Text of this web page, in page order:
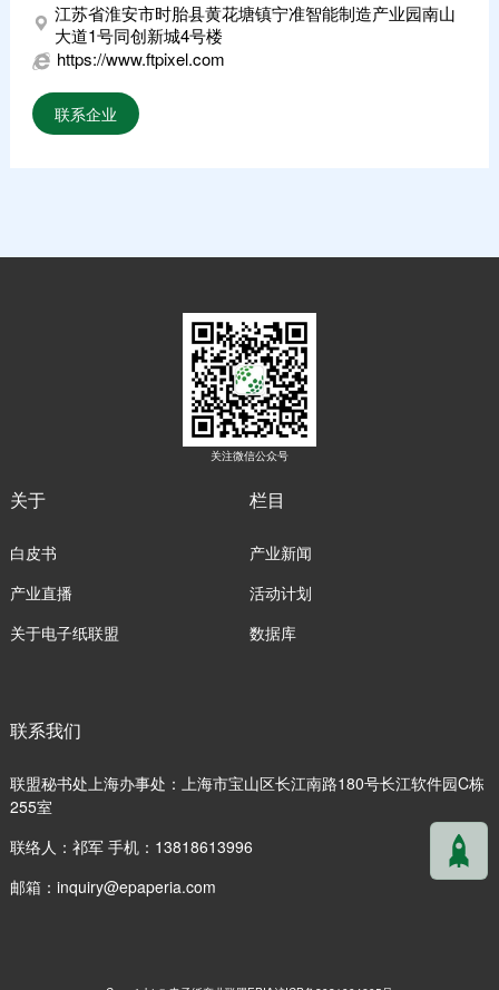
江苏省淮安市时胎县黄花塘镇宁准智能制造产业园南山
大道1号同创新城4号楼
https://www.ftpixel.com
联系企业
关注微信公众号
关于
白皮书
产业直播
关于电子纸联盟
栏目
产业新闻
活动计划
数据库
联系我们
联盟秘书处上海办事处：上海市宝山区长江南路180号长江软件园C栋
255室
联络人：祁军 手机：13818613996
邮箱： inquiry@epaperia.com